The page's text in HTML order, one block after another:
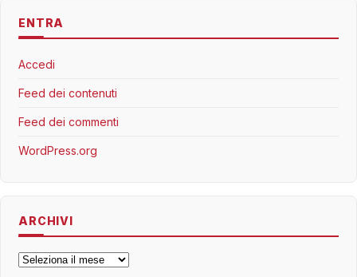
ENTRA
Accedi
Feed dei contenuti
Feed dei commenti
WordPress.org
ARCHIVI
Archivi